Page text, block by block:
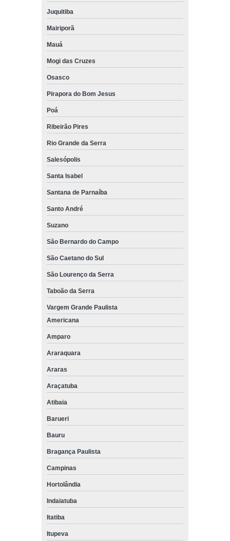
Juquitiba
Mairiporã
Mauá
Mogi das Cruzes
Osasco
Pirapora do Bom Jesus
Poá
Ribeirão Pires
Rio Grande da Serra
Salesópolis
Santa Isabel
Santana de Parnaíba
Santo André
Suzano
São Bernardo do Campo
São Caetano do Sul
São Lourenço da Serra
Taboão da Serra
Vargem Grande Paulista
Americana
Amparo
Araraquara
Araras
Araçatuba
Atibaia
Barueri
Bauru
Bragança Paulista
Campinas
Hortolândia
Indaiatuba
Itatiba
Itupeva